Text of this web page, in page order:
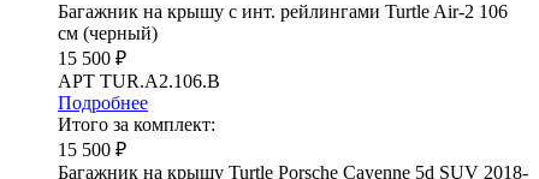
Багажник на крышу с инт. рейлингами Turtle Air-2 106
см (черный)
15 500 ₽
АРТ TUR.A2.106.B
Подробнее
Итого за комплект:
15 500 ₽
Багажник на крышу Turtle Porsche Cayenne 5d SUV 2018-